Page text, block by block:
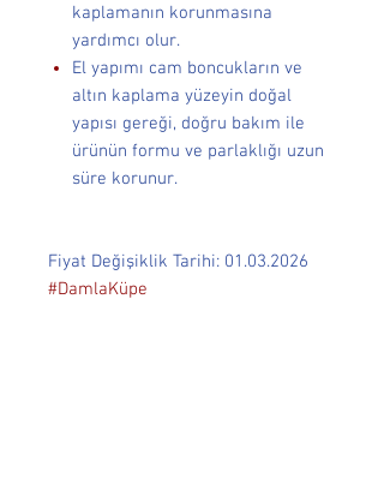
kaplamanın korunmasına
yardımcı olur.
El yapımı cam boncukların ve
altın kaplama yüzeyin doğal
yapısı gereği, doğru bakım ile
ürünün formu ve parlaklığı uzun
süre korunur.
Fiyat Değişiklik Tarihi: 01.03.2026
#DamlaKüpe